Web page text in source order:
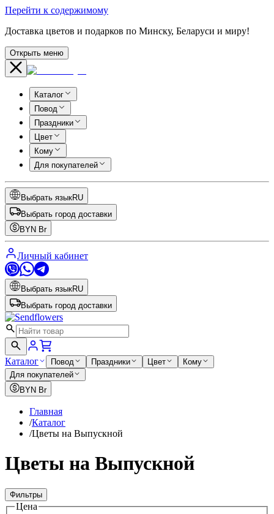
Перейти к содержимому
Доставка цветов и подарков по Минску, Беларуси и миру!
Открыть меню
Каталог
Повод
Праздники
Цвет
Кому
Для покупателей
Выбрать языкRU
Выбрать город доставки
BYN Br
Личный кабинет
Выбрать языкRU
Выбрать город доставки
Каталог Повод Праздники Цвет
Кому
Для покупателей
BYN Br
Главная
/Каталог
/Цветы на Выпускной
Цветы на Выпускной
Фильтры
Цена